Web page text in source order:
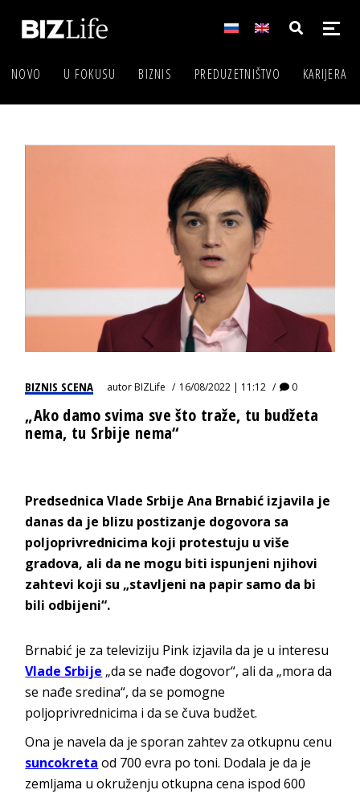
NOVO U FOKUSU BIZNIS PREDUZETNIŠTVO KARIJERA
BIZNIS SCENA autorBIZLife 16/08/2022 | 11:12 0
„Ako damo svima sve što traže, tu budžeta
nema, tu Srbije nema“
Predsednica Vlade Srbije Ana Brnabić izjavila je
danas da je blizu postizanje dogovora sa
poljoprivrednicima koji protestuju u više
gradova, ali da ne mogu biti ispunjeni njihovi
zahtevi koji su „stavljeni na papir samo da bi
bili odbijeni“.
Brnabić je za televiziju Pink izjavila da je u interesu
Vlade Srbije „da se nađe dogovor“, ali da „mora da
se nađe sredina“, da se pomogne
poljoprivrednicima i da se čuva budžet.
Ona je navela da je sporan zahtev za otkupnu cenu
suncokreta od 700 evra po toni. Dodala je da je
zemljama u okruženju otkupna cena ispod 600